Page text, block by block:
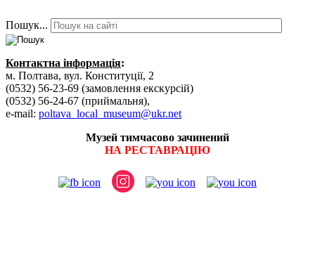
Пошук...
Контактна інформація:
м. Полтава, вул. Конституції, 2
(0532) 56-23-69 (замовлення екскурсій)
(0532) 56-24-67 (приймальня),
e-mail: poltava_local_museum@ukr.net
Музей тимчасово зачинений
НА РЕСТАВРАЦІЮ